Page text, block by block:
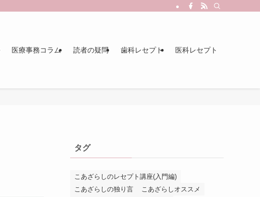
医療事務コラム 読者の疑問 歯科レセプト 医科レセプト
タグ
こあざらしのレセプト講座(入門編)
こあざらしの独り言
こあざらしオススメ